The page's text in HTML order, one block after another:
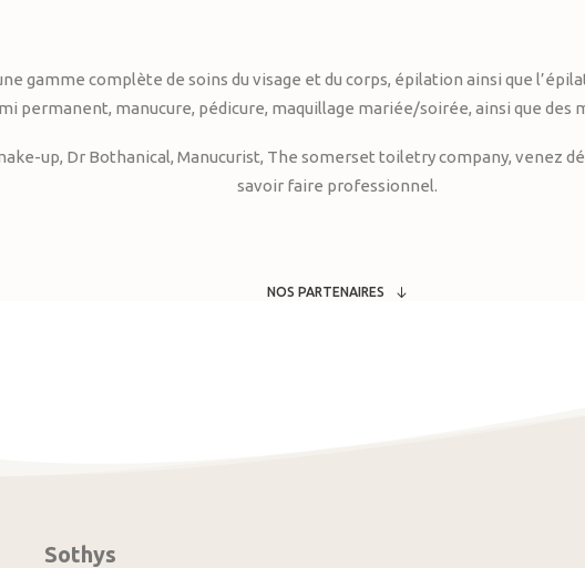
gamme complète de soins du visage et du corps, épilation ainsi que
permanent, manucure, pédicure, maquillage mariée/soirée, ainsi que des
up, Dr Bothanical, Manucurist, The somerset toiletry company, venez
savoir faire professionnel.
NOS PARTENAIRES
Sothys